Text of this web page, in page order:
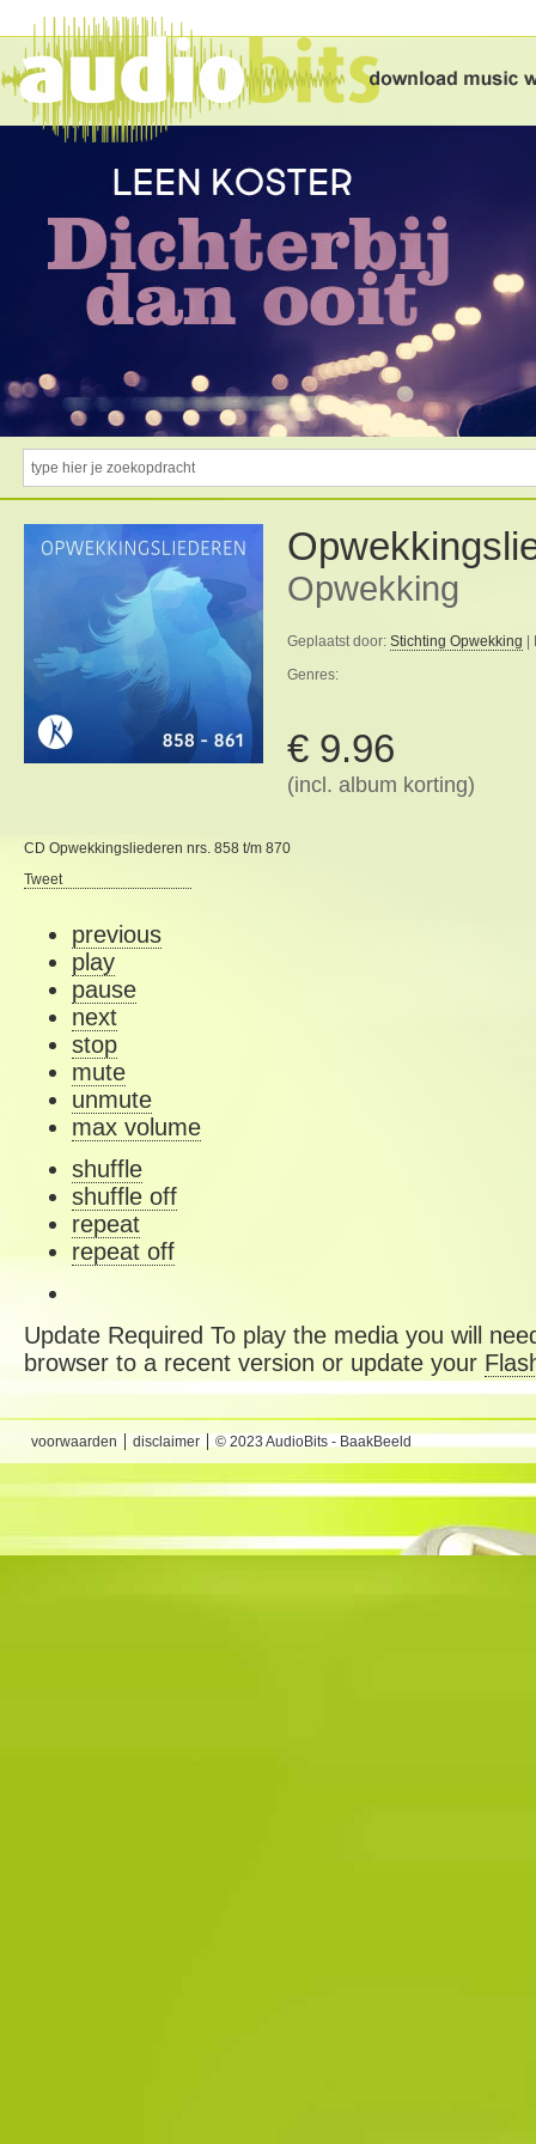
Opwekking
Geplaatst door: Stichting Opwekking
Genres:
€ 9.96
(incl. album korting)
CD Opwekkingsliederen nrs. 858 t/m 870
Tweet
previous
play
pause
next
stop
mute
unmute
max volume
shuffle
shuffle off
repeat
repeat off
Update Required To play the media you will
browser to a recent version or update your
voorwaarden disclaimer © 2023 AudioBits - BaakBeeld